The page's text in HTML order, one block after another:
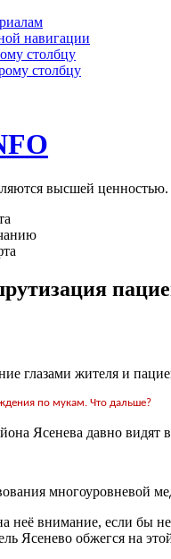
навигации
столбцу
столбцу
высшей
глазами жителя и
по мукам. Что дальше?
Ясенева давно видят
многоуровневой
неё внимание, если бы
Ясенево обжегся на